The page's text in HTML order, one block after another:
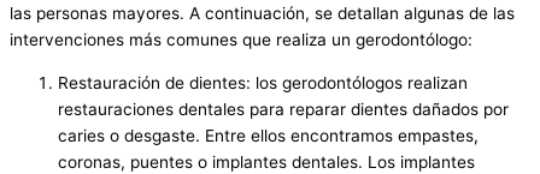
las personas mayores. A continuación, se detallan algunas de las
intervenciones más comunes que realiza un gerodontólogo:
Restauración de dientes: los gerodontólogos realizan
restauraciones dentales para reparar dientes dañados por
caries o desgaste. Entre ellos encontramos empastes,
coronas, puentes o implantes dentales. Los implantes